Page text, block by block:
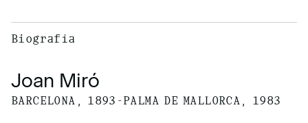
Biografía
Joan Miró
BARCELONA, 1893-PALMA DE MALLORCA, 1983